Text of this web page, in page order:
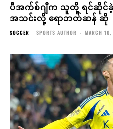
ပီအက်စ်ဂျီက သူတို့ ရင်ဆိုင်ခဲ့
အသင်းလို့ ရောဘတ်ဆန် ဆို
SOCCER SPORTS AUTHOR - MARCH